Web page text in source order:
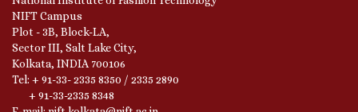
NIFT Campus
Plot - 3B, Block-LA,
Sector III, Salt Lake City,
Kolkata, INDIA 700106
Tel: + 91-33- 2335 8350 / 2335 2890
+ 91-33-2335 8348